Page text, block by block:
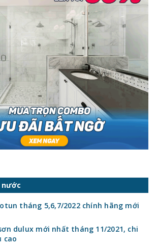
nước
tháng 5,6,7/2022 chính hãng mới
dulux mới nhất tháng 11/2021, chi
cao